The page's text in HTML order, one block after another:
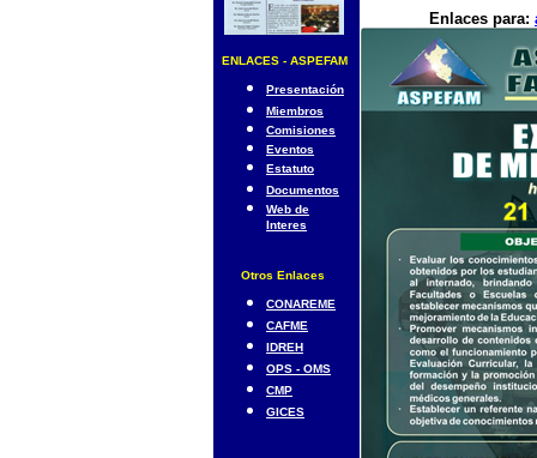
ENLACES - ASPEFAM
Presentación
Miembros
Comisiones
Eventos
Estatuto
Documentos
Web de
Interes
Otros Enlaces
CONAREME
CAFME
IDREH
OPS - OMS
CMP
GICES
Enlaces para: